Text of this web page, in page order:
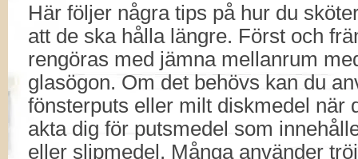
Här följer några tips på hur du
att de ska hålla längre. Först och
rengöras med jämna mellanrum
glasögon. Om det behövs kan du
fönsterputs eller milt diskmedel när
akta dig för putsmedel som
eller slipmedel. Många använder